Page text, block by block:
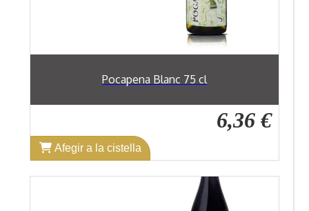
Pocapena Blanc 75 cl
6,36 €
Afegir a la cistella